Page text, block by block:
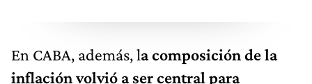
En CABA, además, la composición de la
inflación volvió a ser central para